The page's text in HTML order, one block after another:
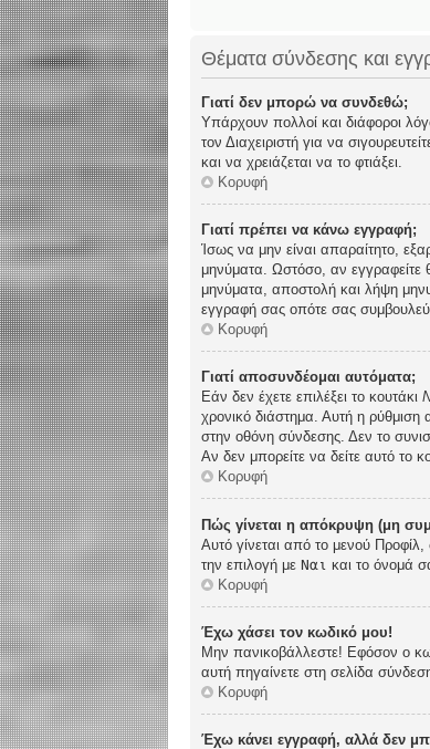
Θέματα σύνδεσης και
Γιατί δεν μπορώ να συνδεθώ;
Υπάρχουν πολλοί και διάφοροι
τον Διαχειριστή για να
και να χρειάζεται να το φτιάξει.
Κορυφή
Γιατί πρέπει να κάνω εγγραφή;
Ίσως να μην είναι απαραίτητο,
μηνύματα. Ωστόσο, αν εγγραφείτε
μηνύματα, αποστολή και λήψη
εγγραφή σας οπότε σας
Κορυφή
Γιατί αποσυνδέομαι αυτόματα;
Εάν δεν έχετε επιλέξει το κουτάκι
χρονικό διάστημα. Αυτή η
στην οθόνη σύνδεσης. Δεν το
Αν δεν μπορείτε να δείτε αυτό το
Κορυφή
Πώς γίνεται η απόκρυψη (μη
Αυτό γίνεται από το μενού
την επιλογή με Ναι και το όνομά
Κορυφή
Έχω χάσει τον κωδικό μου!
Μην πανικοβάλλεστε! Εφόσον ο
αυτή πηγαίνετε στη σελίδα
Κορυφή
Έχω κάνει εγγραφή, αλλά δεν